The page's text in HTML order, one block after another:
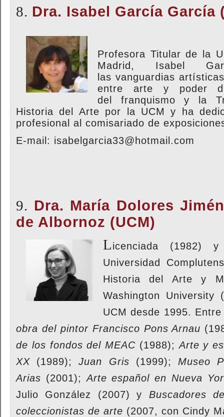
8. Dra. Isabel García García
Profesora Titular de la
Madrid, Isabel
las vanguardias
entre arte y poder
del franquismo y la
Historia del Arte por la UCM y ha
profesional al comisariado de
E-mail: isabelgarcia33@hotmail.com
9. Dra. María Dolores
de Albornoz (UCM)
Licenciada (1982)
Universidad
Historia del Arte y
Washington University
UCM desde 1995.
obra del pintor Francisco Pons Arnau
de los fondos del MEAC (1988);Arte y
XX (1989);Juan Gris (1999); Museo
Arias (2001);Arte español en Nueva
Julio González (2007) y Buscadores
coleccionistas de arte (2007, con Cindy